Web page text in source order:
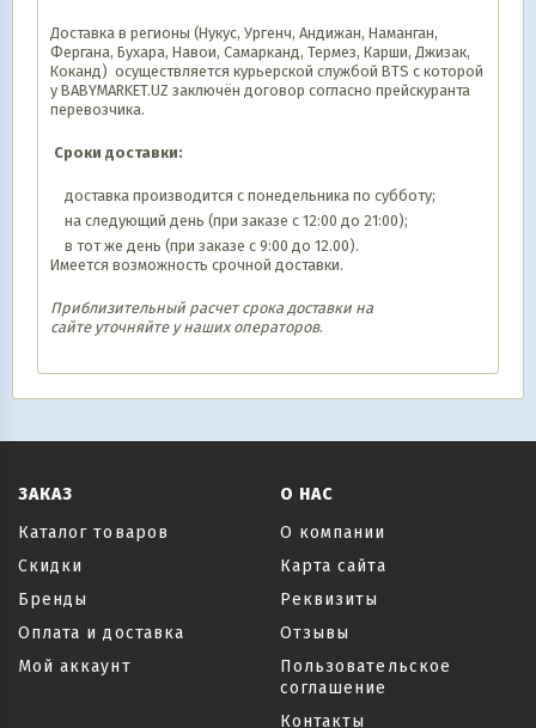
Доставка в регионы (Нукус, Ургенч, Андижан, Наманган,
Фергана, Бухара, Навои, Самарканд, Термез, Карши, Джизак,
Коканд) осуществляется курьерской службой BTS с которой
у BABYMARKET.UZ заключён договор согласно прейскуранта
перевозчика.
Сроки доставки:
доставка производится с понедельника по субботу;
на следующий день (при заказе с 12:00 до 21:00);
в тот же день (при заказе с 9:00 до 12.00).
Имеется возможность срочной доставки.
Приблизительный расчет срока доставки на
сайте уточняйте у наших операторов.
ЗАКАЗ
Каталог товаров
Скидки
Бренды
Оплата и доставка
Мой аккаунт
О НАС
О компании
Карта сайта
Реквизиты
Отзывы
Пользовательское
соглашение
Контакты